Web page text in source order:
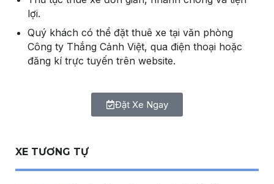
lợi.
Quý khách có thể đặt thuê xe tại văn phòng
Công ty Thắng Cảnh Việt, qua điện thoại hoặc
đăng kí trực tuyến trên website.
Đặt Xe Ngay
XE TƯƠNG TỰ